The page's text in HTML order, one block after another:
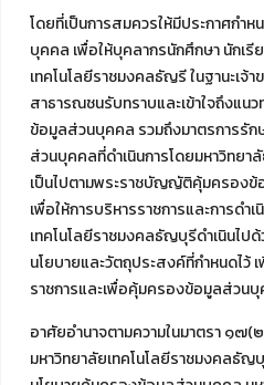
โดยที่เป็นการสมควรให้มีประกาศกำ
บุคคล เพื่อให้บุคลากรนักศึกษา นักเรี
เทคโนโลยีราชมงคลธัญรี ในฐานะเ
สาธารณชนรับทราบและเข้าใจถึงแน
ข้อมูลส่วนบุคคล รวมถึงมาตรการรั
ส่วนบุคคลที่ดำเนินการโดยมหาวิทยา
เป็นไปตามพระราชบัญญัติคุ้มครอง
เพื่อให้การบริหารราชการและการดำ
เทคโนโลยีราชมงคลธัญบุรีดำเนินไป
นโยบายและวัตถุประสงค์ที่กำหนดไว้
ราชการและเพื่อคุ้มครองข้อมูลส่วน
อาศัยอำนาจตามความในมาตรา ๑
มหาวิทยาลัยเทคโนโลยีราชมงคลธั
งานบริการวิชาการให้กับหน่วยง
โครงการส่งเสริมและพัฒนาผู้ประ
กิจกรรมการเชื่อมโยงเครือข่าย
เกษตร ภายใต้โครงการส่งเสริมกา
กรมส่งเสริมอุตสาหกรรม
โครงการยกระดับเศรษฐกิจและสั
ตำบล 1 มหาวิทยาลัย)
© 2021 สำนักวิทยบริการและเทคโ